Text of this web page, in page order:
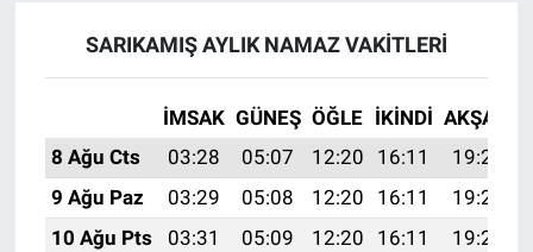
SARIKAMIŞ AYLIK NAMAZ VAKITLERI
İMSAK GÜNEŞ ÖĞLE İKINDI AKŞAM
8 Ağu Cts
03:28 05:07 12:20 16:11 19:24
9 Ağu Paz
03:29 05:08 12:20 16:11 19:23
10 Ağu Pts
03:31 05:09 12:20 16:11 19:22
İlan
Koronavirüs
Kültür Sanat